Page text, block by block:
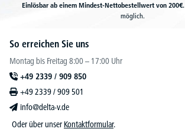
Einlösbar ab einem Mindest-Nettobestellwert von 200€.
möglich.
So erreichen Sie uns
Montag bis Freitag 8:00 – 17:00 Uhr
+49 2339 / 909 850
+49 2339 / 909 501
info@delta-v.de
Oder über unser Kontaktformular.